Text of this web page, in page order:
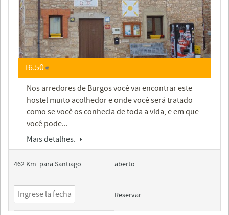
16.50€
Nos arredores de Burgos você vai encontrar este
hostel muito acolhedor e onde você será tratado
como se você os conhecia de toda a vida, e em que
você pode...
Mais detalhes.
462 Km. para Santiago aberto
Reservar